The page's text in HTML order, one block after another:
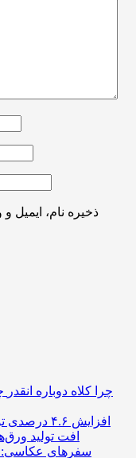
ذخیره نام، ایمیل
چرا کلاه دوباره انقدر
افت تولید